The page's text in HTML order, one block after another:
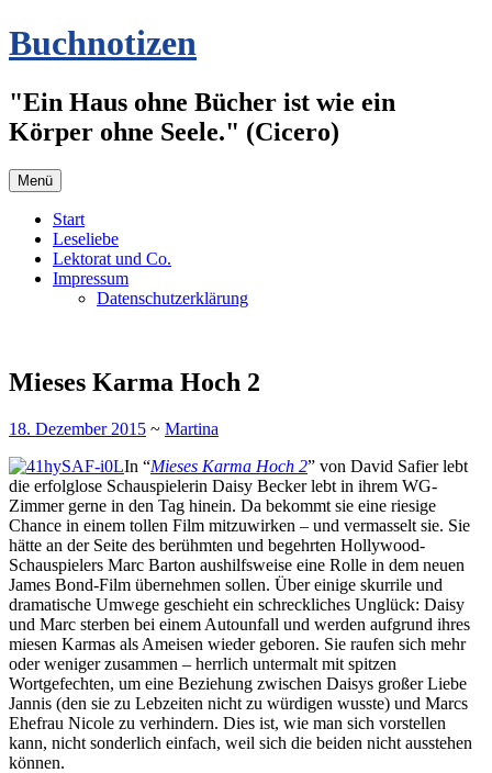
Zum
Inhalt
Buchnotizen
"Ein Haus ohne Bücher ist wie ein
Körper ohne Seele." (Cicero)
Menü
Start
Leseliebe
Lektorat und Co.
Impressum
Datenschutzerklärung
Mieses Karma Hoch 2
18. Dezember 2015 ~ Martina
In “Mieses Karma Hoch 2” von David Safier lebt
die erfolglose Schauspielerin Daisy Becker lebt in ihrem WG-
Zimmer gerne in den Tag hinein. Da bekommt sie eine riesige
Chance in einem tollen Film mitzuwirken – und vermasselt sie. Sie
hätte an der Seite des berühmten und begehrten Hollywood-
Schauspielers Marc Barton aushilfsweise eine Rolle in dem neuen
James Bond-Film übernehmen sollen. Über einige skurrile und
dramatische Umwege geschieht ein schreckliches Unglück: Daisy
und Marc sterben bei einem Autounfall und werden aufgrund ihres
miesen Karmas als Ameisen wieder geboren. Sie raufen sich mehr
oder weniger zusammen – herrlich untermalt mit spitzen
Wortgefechten, um eine Beziehung zwischen Daisys großer Liebe
Jannis (den sie zu Lebzeiten nicht zu würdigen wusste) und Marcs
Ehefrau Nicole zu verhindern. Dies ist, wie man sich vorstellen
kann, nicht sonderlich einfach, weil sich die beiden nicht ausstehen
können.